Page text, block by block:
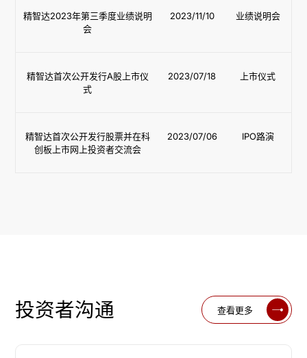
精智达2023年第三季度业绩说明
会
2023/11/10 业绩说明会
精智达首次公开发行A股上市仪
式
2023/07/18 上市仪式
精智达首次公开发行股票并在科
创板上市网上投资者交流会
2023/07/06 IPO路演
投资者沟通 查看更多